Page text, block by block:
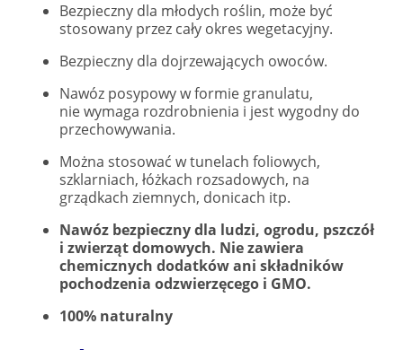
Bezpieczny dla młodych roślin, może być
stosowany przez cały okres wegetacyjny.
Bezpieczny dla dojrzewających owoców.
Nawóz posypowy w formie granulatu,
nie wymaga rozdrobnienia i jest wygodny do
przechowywania.
Można stosować w tunelach foliowych,
szklarniach, łóżkach rozsadowych, na
grządkach ziemnych, donicach itp.
Nawóz bezpieczny dla ludzi, ogrodu, pszczół
i zwierząt domowych. Nie zawiera
chemicznych dodatków ani składników
pochodzenia odzwierzęcego i GMO.
100% naturalny